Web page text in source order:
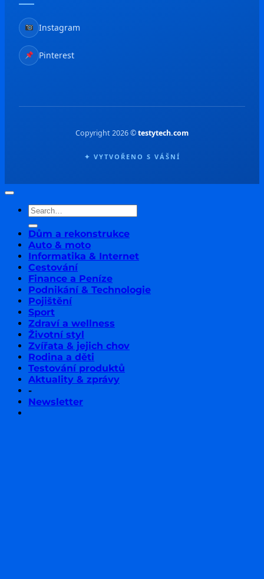
Instagram
Pinterest
Copyright 2026 ©testytech.com
✦ VYTVOŘENO S VÁŠNÍ
Dům a rekonstrukce
Auto & moto
Informatika & Internet
Cestování
Finance a Peníze
Podnikání & Technologie
Pojištění
Sport
Zdraví a wellness
Životní styl
Zvířata & jejich chov
Rodina a děti
Testování produktů
Aktuality & zprávy
-
Newsletter